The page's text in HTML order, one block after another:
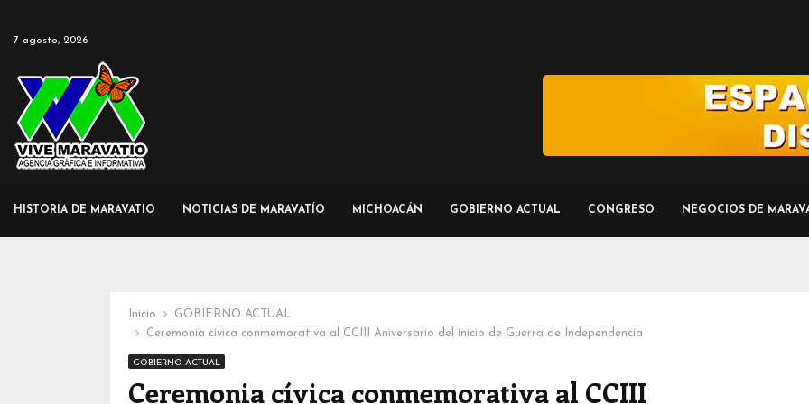
7 agosto, 2026
HISTORIA DE MARAVATIO NOTICIAS DE MARAVATÍO MICHOACÁN GOBIERNO ACTUAL CONGRESO NEGOCIOS DE
Inicio
GOBIERNO ACTUAL
Ceremonia cívica conmemorativa al CCIII Aniversario del inicio de Guerra de Independencia
GOBIERNO ACTUAL
Ceremonia cívica conmemorativa al CCIII